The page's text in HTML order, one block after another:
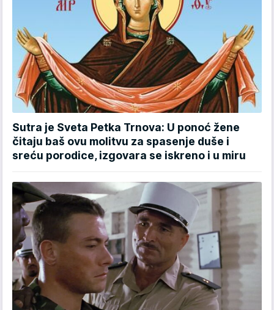
Sutra je Sveta Petka Trnova: U ponoć žene
čitaju baš ovu molitvu za spasenje duše i
sreću porodice, izgovara se iskreno i u miru